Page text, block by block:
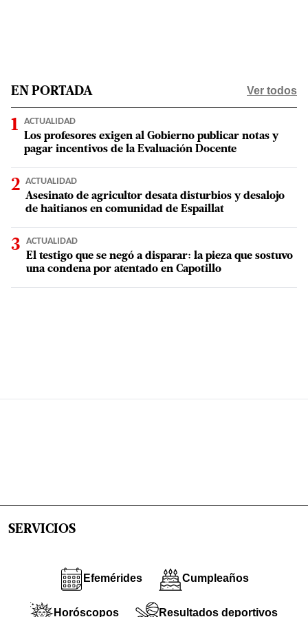
EN PORTADA Ver todos
ACTUALIDAD
Los profesores exigen al Gobierno publicar notas y
pagar incentivos de la Evaluación Docente
ACTUALIDAD
Asesinato de agricultor desata disturbios y desalojo
de haitianos en comunidad de Espaillat
ACTUALIDAD
El testigo que se negó a disparar: la pieza que sostuvo
una condena por atentado en Capotillo
SERVICIOS
Efemérides Cumpleaños
Horóscopos Resultados deportivos